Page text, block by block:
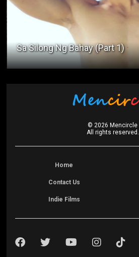
Sa Silong Ng Bahay (Part 1)
©2026 Mencircle
All rights reserved.
Home
Contact Us
Indie Films